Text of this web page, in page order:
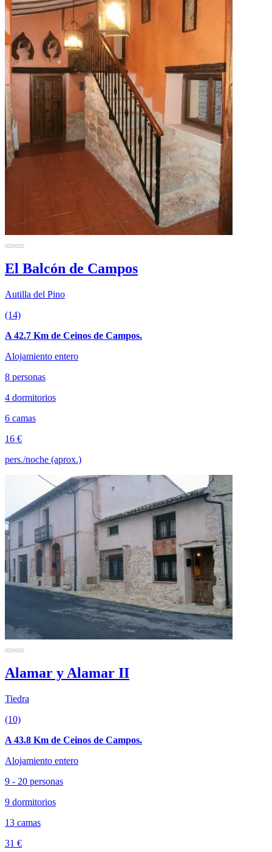
El Balcón de Campos
Autilla del Pino
(14)
A 42.7 Km de Ceinos de Campos.
Alojamiento entero
8 personas
4 dormitorios
6 camas
16 €
pers./noche (aprox.)
Alamar y Alamar II
Tiedra
(10)
A 43.8 Km de Ceinos de Campos.
Alojamiento entero
9 - 20 personas
9 dormitorios
13 camas
31 €